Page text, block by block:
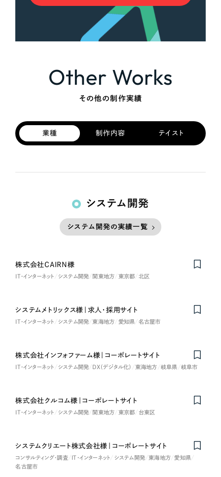
Other Works
その他の制作実績
業種 制作内容 テイスト
システム開発
システム開発の実績一覧
株式会社CAIRN様
IT・インターネット システム開発 関東地方 東京都 北区
システムメトリックス様｜求人・採用サイト
IT・インターネット システム開発 東海地方 愛知県 名古屋市
株式会社インフォファーム様｜コーポレートサイト
IT・インターネット システム開発 DX（デジタル化） 東海地方 岐阜県 岐阜市
Nominee
株式会社クルコム様｜コーポレートサイト
IT・インターネット システム開発 関東地方 東京都 台東区
システムクリエート株式会社様｜コーポレートサイト
コンサルティング・調査 IT・インターネット システム開発 東海地方
愛知県
名古屋市